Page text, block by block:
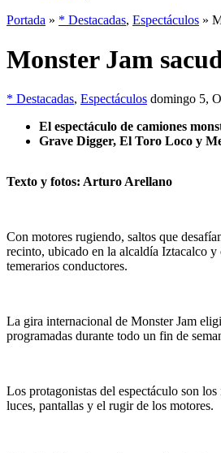
Portada » * Destacadas, Espectáculos »
Monster Jam
* Destacadas, Espectáculos domingo 5,
El espectáculo de camiones
Grave Digger, El Toro Loco y
Texto y fotos: Arturo Arellano
Con motores rugiendo, saltos que
recinto, ubicado en la alcaldía Iztacalco
temerarios conductores.
La gira internacional de Monster Jam
programadas durante todo un fin de
Los protagonistas del espectáculo son
luces, pantallas y el rugir de los motores.